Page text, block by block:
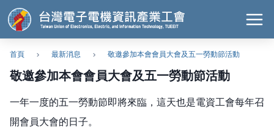
首頁 最新消息 敬邀參加本會會員大會及五一勞動節活動
敬邀參加本會會員大會及五一勞動節活動
一年一度的五一勞動節即將來臨，這天也是電資工會每年召
開會員大會的日子。